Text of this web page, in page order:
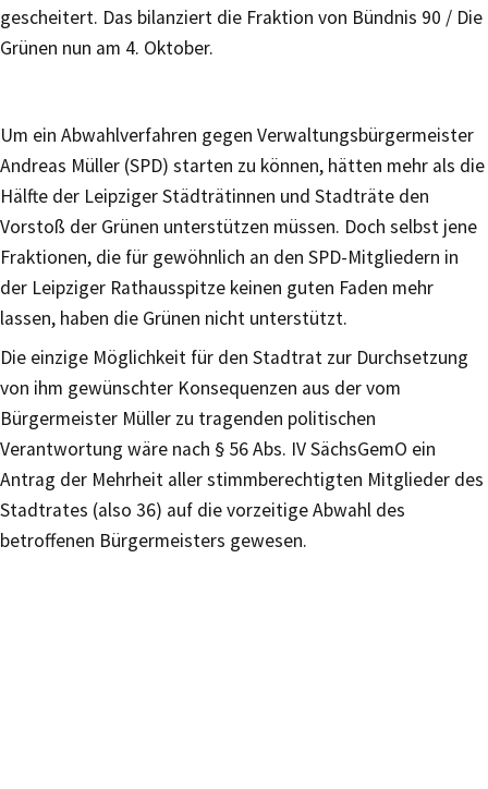
gescheitert. Das bilanziert die Fraktion von Bündnis 90 / Die
Grünen nun am 4. Oktober.
Um ein Abwahlverfahren gegen Verwaltungsbürgermeister
Andreas Müller (SPD) starten zu können, hätten mehr als die
Hälfte der Leipziger Städträtinnen und Stadträte den
Vorstoß der Grünen unterstützen müssen. Doch selbst jene
Fraktionen, die für gewöhnlich an den SPD-Mitgliedern in
der Leipziger Rathausspitze keinen guten Faden mehr
lassen, haben die Grünen nicht unterstützt.
Die einzige Möglichkeit für den Stadtrat zur Durchsetzung
von ihm gewünschter Konsequenzen aus der vom
Bürgermeister Müller zu tragenden politischen
Verantwortung wäre nach § 56 Abs. IV SächsGemO ein
Antrag der Mehrheit aller stimmberechtigten Mitglieder des
Stadtrates (also 36) auf die vorzeitige Abwahl des
betroffenen Bürgermeisters gewesen.